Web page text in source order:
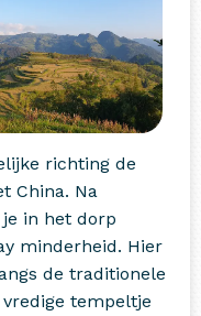
richting de
China. Na
in het dorp
minderheid. Hier
de traditionele
tempeltje